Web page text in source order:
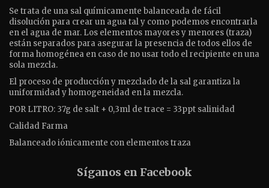
Se trata de una sal químicamente balanceada de fácil
disolución para crear un agua tal y como podemos encontrarla
en el agua de mar. Los elementos mayores y menores (traza)
están separados para asegurar la presencia de todos ellos de
forma homogénea en caso de no usar todo el recipiente en una
sola mezcla.
El proceso de producción y mezclado de la sal garantiza la
uniformidad y homogeneidad en la mezcla.
POR LITRO: 37g de salt + 0,3ml de trace = 33ppt salinidad
Calidad Farma
Balanceado iónicamente con elementos traza
Síganos en Facebook